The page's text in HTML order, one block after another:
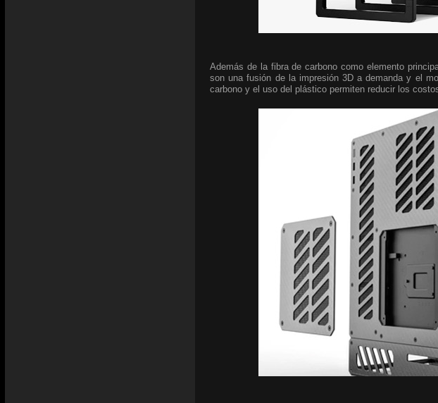
Además de la fibra de carbono como elemento
son una fusión de la impresión 3D a demanda y el
carbono y el uso del plástico permiten reducir los